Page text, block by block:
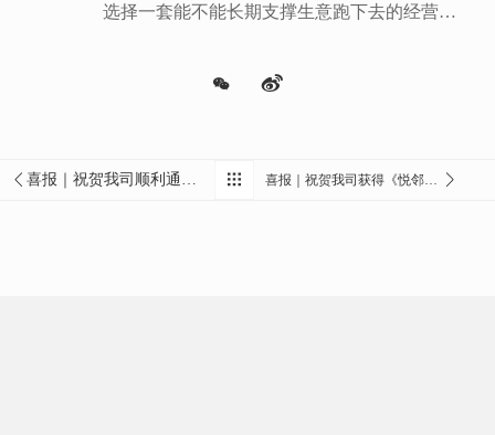
选择一套能不能长期支撑生意跑下去的经营底
喜报｜祝贺我司获得《悦邻供应链生鲜配送系统 V1.0》软件著作权